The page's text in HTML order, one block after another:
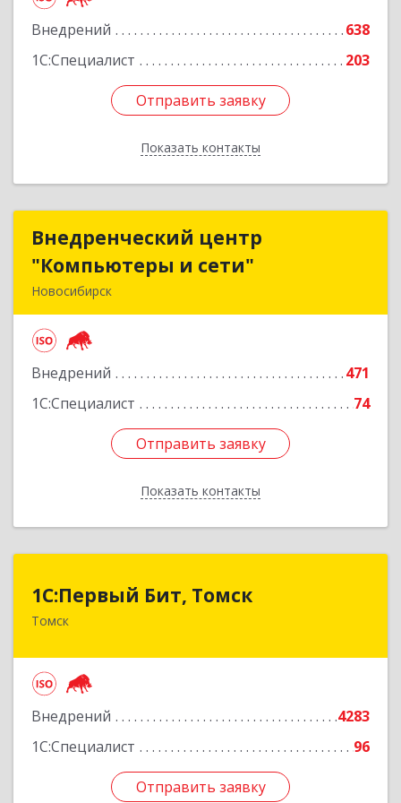
Внедрений
638
1С:Специалист
203
Отправить заявку
Показать контакты
Отправить заявку
Назад
Внедренческий центр
"Компьютеры и сети"
Новосибирск
Внедрений
471
1С:Специалист
74
Отправить заявку
Показать контакты
Внедренческий центр
"Компьютеры и сети"
Подробнее
Отправить заявку
Назад
1С:Первый Бит, Томск
Томск
Внедрений
4283
1С:Специалист
96
Отправить заявку
634041, Томская обл, Томск г, Кирова пр-кт,
Отправить заявку